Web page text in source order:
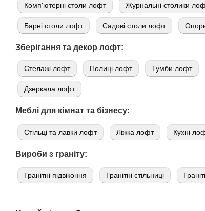
Комп'ютерні столи лофт Журнальні столики
Барні столи лофт Садові столи лофт
Зберігання та декор лофт:
Стелажі лофт Полиці лофт Тумби лофт
Дзеркала лофт
Меблі для кімнат та бізнесу:
Стільці та лавки лофт Ліжка лофт Кухні
Вироби з граніту:
Гранітні підвіконня Гранітні стільниці